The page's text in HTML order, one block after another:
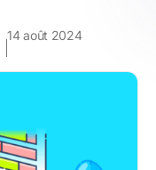
14 août 2024